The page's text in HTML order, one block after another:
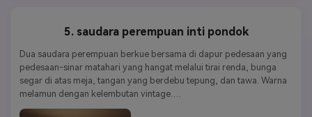
5. saudara perempuan inti pondok
Dua saudara perempuan berkue bersama di dapur pedesaan yang
pedesaan-sinar matahari yang hangat melalui tirai renda, bunga
segar di atas meja, tangan yang berdebu tepung, dan tawa. Warna
melamun dengan kelembutan vintage.
Kata kunci gaya:Cottagecore | sehat | alami | hangat | melamun